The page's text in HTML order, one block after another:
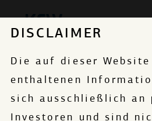
FOND 2
DISCLAIMER
Die auf dieser Website
enthaltenen
sich ausschließlich an
Investoren und sind